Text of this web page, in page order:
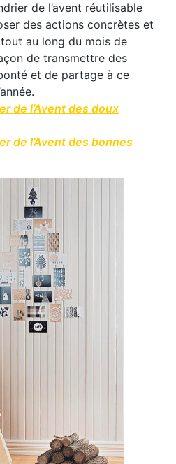
de l’avent réutilisable
des actions concrètes et
au long du mois de
de transmettre des
et de partage à ce
de l’Avent des doux
de l’Avent des bonnes